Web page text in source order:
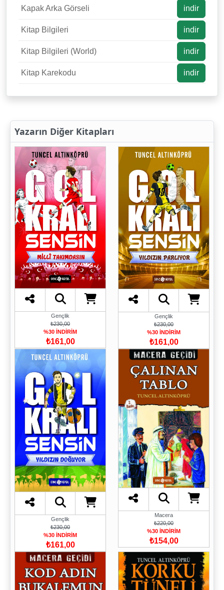
Kapak Arka Görseli indir
Kitap Bilgileri indir
Kitap Bilgileri (World) indir
Kitap Karekodu indir
Yazarın Diğer Kitapları
Gençlik
₺230,00
%30 İNDİRİM
₺161,00
Gençlik
₺230,00
%30 İNDİRİM
₺161,00
Gençlik
₺230,00
%30 İNDİRİM
₺161,00
Macera
₺220,00
%30 İNDİRİM
₺154,00